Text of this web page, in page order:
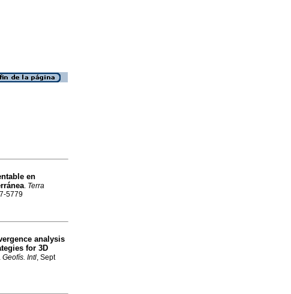
en
. Terra
5779
analysis
for 3D
. Geofís. Intl, Sept